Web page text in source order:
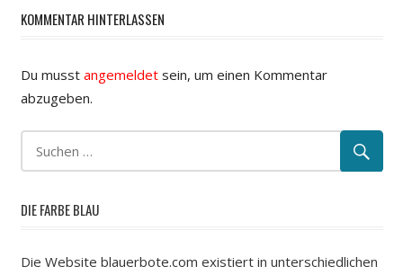
KOMMENTAR HINTERLASSEN
Du musst angemeldetsein, um einen Kommentar
abzugeben.
DIE FARBE BLAU
Die Website blauerbote.com existiert in unterschiedlichen